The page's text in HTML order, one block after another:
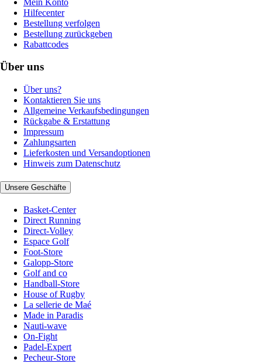
Hilfecenter
Bestellung verfolgen
Bestellung zurückgeben
Rabattcodes
Über uns
Über uns?
Kontaktieren Sie uns
Allgemeine Verkaufsbedingungen
Rückgabe & Erstattung
Impressum
Zahlungsarten
Lieferkosten und Versandoptionen
Hinweis zum Datenschutz
Unsere Geschäfte
Basket-Center
Direct Running
Direct-Volley
Espace Golf
Foot-Store
Galopp-Store
Golf and co
Handball-Store
House of Rugby
La sellerie de Maé
Made in Paradis
Nauti-wave
On-Fight
Padel-Expert
Pecheur-Store